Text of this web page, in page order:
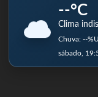
--°C
Clima
Chuva: --%
sábado,